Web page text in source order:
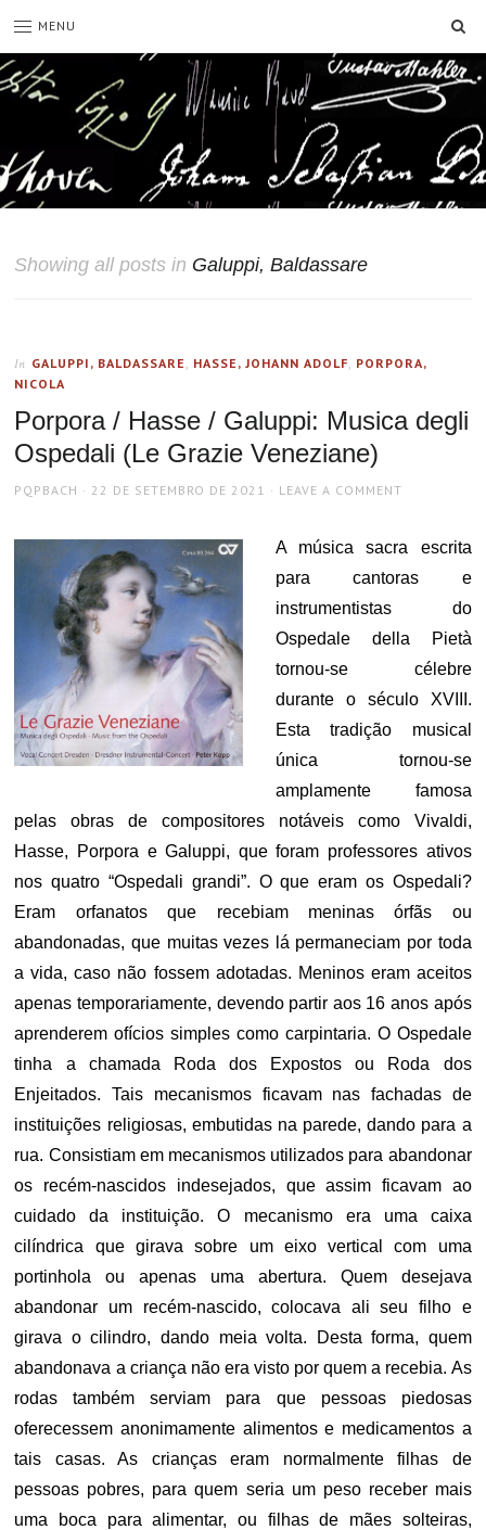
MENU
Showing all posts in Galuppi, Baldassare
In GALUPPI, BALDASSARE , HASSE, JOHANN ADOLF, PORPORA,
NICOLA
Porpora / Hasse / Galuppi: Musica degli
Ospedali (Le Grazie Veneziane)
AUTHOR
PQPBACH
POSTED
22 DE SETEMBRO DE 2021 LEAVE A COMMENT
A música sacra escrita
para cantoras e
instrumentistas do
Ospedale della Pietà
tornou-se célebre
durante o século XVIII.
Esta tradição musical
única tornou-se
amplamente famosa
pelas obras de compositores notáveis ​​como Vivaldi,
Hasse, Porpora e Galuppi, que foram professores ativos
nos quatro “Ospedali grandi”. O que eram os Ospedali?
Eram orfanatos que recebiam meninas órfãs ou
abandonadas, que muitas vezes lá permaneciam por toda
a vida, caso não fossem adotadas. Meninos eram aceitos
apenas temporariamente, devendo partir aos 16 anos após
aprenderem ofícios simples como carpintaria. O Ospedale
tinha a chamada Roda dos Expostos ou Roda dos
Enjeitados. Tais mecanismos ficavam nas fachadas de
instituições religiosas, embutidas na parede, dando para a
rua. Consistiam em mecanismos utilizados para abandonar
os recém-nascidos indesejados, que assim ficavam ao
cuidado da instituição. O mecanismo era uma caixa
cilíndrica que girava sobre um eixo vertical com uma
portinhola ou apenas uma abertura. Quem desejava
abandonar um recém-nascido, colocava ali seu filho e
girava o cilindro, dando meia volta. Desta forma, quem
abandonava a criança não era visto por quem a recebia. As
rodas também serviam para que pessoas piedosas
oferecessem anonimamente alimentos e medicamentos a
tais casas. As crianças eram normalmente filhas de
pessoas pobres, para quem seria um peso receber mais
uma boca para alimentar, ou filhas de mães solteiras,